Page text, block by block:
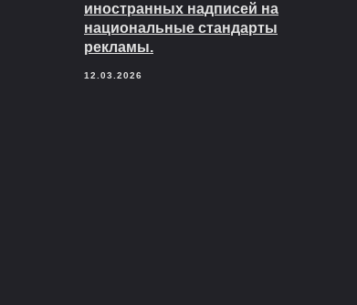
иностранных надписей на
национальные стандарты
рекламы.
12.03.2026